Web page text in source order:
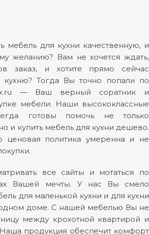
мебель для кухни качественную, и
желанию? Вам не хочется ждать,
заказ, и хотите прямо сейчас
кухню? Тогда Вы точно попали по
— Ваш верный соратник и
мебели. Наши высококлассные
готовы помочь не только
и купить мебель для кухни дешево.
ценовая политика умеренна и не
все сайты и мотаться по
Вашей мечты. У нас Вы смело
для маленькой кухни и для кухни
доме. С нашей мебелью Вы не
между крохотной квартирой и
продукция обеспечит комфорт